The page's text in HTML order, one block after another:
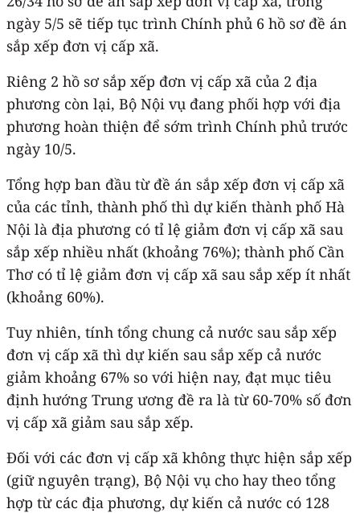
ngày 5/5 sẽ tiếp tục trình Chính phủ 6 hồ sơ đề án
sắp xếp đơn vị cấp xã.
Riêng 2 hồ sơ sắp xếp đơn vị cấp xã của 2 địa
phương còn lại, Bộ Nội vụ đang phối hợp với địa
phương hoàn thiện để sớm trình Chính phủ trước
ngày 10/5.
Tổng hợp ban đầu từ đề án sắp xếp đơn vị cấp xã
của các tỉnh, thành phố thì dự kiến thành phố Hà
Nội là địa phương có tỉ lệ giảm đơn vị cấp xã sau
sắp xếp nhiều nhất (khoảng 76%); thành phố Cần
Thơ có tỉ lệ giảm đơn vị cấp xã sau sắp xếp ít nhất
(khoảng 60%).
Tuy nhiên, tính tổng chung cả nước sau sắp xếp
đơn vị cấp xã thì dự kiến sau sắp xếp cả nước
giảm khoảng 67% so với hiện nay, đạt mục tiêu
định hướng Trung ương đề ra là từ 60-70% số đơn
vị cấp xã giảm sau sắp xếp.
Đối với các đơn vị cấp xã không thực hiện sắp xếp
(giữ nguyên trạng), Bộ Nội vụ cho hay theo tổng
hợp từ các địa phương, dự kiến cả nước có 128